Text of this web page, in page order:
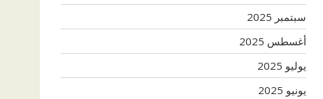
سبتمبر 2025
أغسطس 2025
يوليو 2025
يونيو 2025